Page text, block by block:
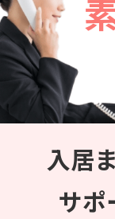
入居
サポ